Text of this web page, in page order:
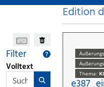
Filter
Volltext
Edition
Thema: